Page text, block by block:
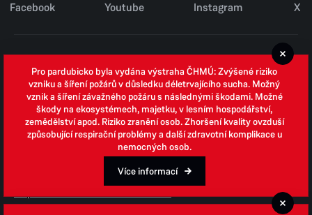
Facebook Youtube Instagram X
Zpracování osobních údajů
Whistleblowing
Open data
Povinně zveřejňované informace
Prohlášení o přístupnosti
Odpovědi na žádosti o informace
Pro pardubicko byla vydána výstraha ČHMÚ: Zvýšené riziko
vzniku a šíření požárů v důsledku déletrvajícího sucha. Možný
vznik a šíření závažného požáru s následnými škodami. Možné
škody na ekosystémech, majetku, v lesním hospodářství,
zemědělství apod. Riziko zranění osob. Zhoršení kvality ovzduší
způsobující respirační problémy a další zdravotní komplikace u
nemocných osob.
Více informací